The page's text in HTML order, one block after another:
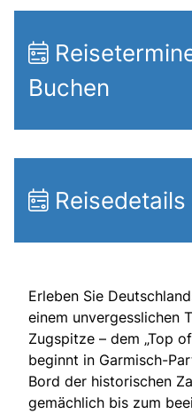
Buchen
Erleben Sie
einem unvergesslichen
Zugspitze – dem „Top
beginnt in Garmisch-
Bord der historischen
gemächlich bis zum